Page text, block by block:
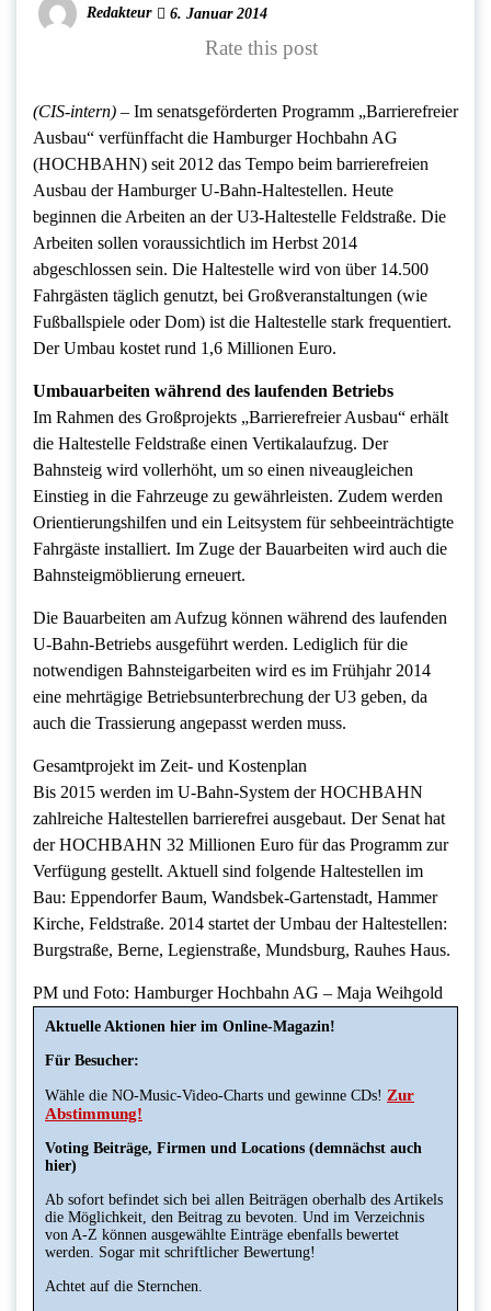
Redakteur 6. Januar 2014
Rate this post
(CIS-intern) – Im senatsgeförderten Programm „Barrierefreier
Ausbau“ verfünffacht die Hamburger Hochbahn AG
(HOCHBAHN) seit 2012 das Tempo beim barrierefreien
Ausbau der Hamburger U-Bahn-Haltestellen. Heute
beginnen die Arbeiten an der U3-Haltestelle Feldstraße. Die
Arbeiten sollen voraussichtlich im Herbst 2014
abgeschlossen sein. Die Haltestelle wird von über 14.500
Fahrgästen täglich genutzt, bei Großveranstaltungen (wie
Fußballspiele oder Dom) ist die Haltestelle stark frequentiert.
Der Umbau kostet rund 1,6 Millionen Euro.
Umbauarbeiten während des laufenden Betriebs
Im Rahmen des Großprojekts „Barrierefreier Ausbau“ erhält
die Haltestelle Feldstraße einen Vertikalaufzug. Der
Bahnsteig wird vollerhöht, um so einen niveaugleichen
Einstieg in die Fahrzeuge zu gewährleisten. Zudem werden
Orientierungshilfen und ein Leitsystem für sehbeeinträchtigte
Fahrgäste installiert. Im Zuge der Bauarbeiten wird auch die
Bahnsteigmöblierung erneuert.
Die Bauarbeiten am Aufzug können während des laufenden
U-Bahn-Betriebs ausgeführt werden. Lediglich für die
notwendigen Bahnsteigarbeiten wird es im Frühjahr 2014
eine mehrtägige Betriebsunterbrechung der U3 geben, da
auch die Trassierung angepasst werden muss.
Gesamtprojekt im Zeit- und Kostenplan
Bis 2015 werden im U-Bahn-System der HOCHBAHN
zahlreiche Haltestellen barrierefrei ausgebaut. Der Senat hat
der HOCHBAHN 32 Millionen Euro für das Programm zur
Verfügung gestellt. Aktuell sind folgende Haltestellen im
Bau: Eppendorfer Baum, Wandsbek-Gartenstadt, Hammer
Kirche, Feldstraße. 2014 startet der Umbau der Haltestellen:
Burgstraße, Berne, Legienstraße, Mundsburg, Rauhes Haus.
PM und Foto: Hamburger Hochbahn AG – Maja Weihgold
Aktuelle Aktionen hier im Online-Magazin!
Für Besucher:
Wähle die NO-Music-Video-Charts und gewinne CDs! Zur
Abstimmung!
Voting Beiträge, Firmen und Locations (demnächst auch
hier)
Ab sofort befindet sich bei allen Beiträgen oberhalb des Artikels
die Möglichkeit, den Beitrag zu bevoten. Und im Verzeichnis
von A-Z können ausgewählte Einträge ebenfalls bewertet
werden. Sogar mit schriftlicher Bewertung!
Achtet auf die Sternchen.